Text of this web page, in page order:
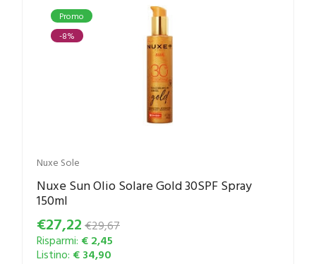
Promo
-8%
Nuxe Sole
Nuxe Sun Olio Solare Gold 30SPF Spray
150ml
€27,22 €29,67
Risparmi: € 2,45
Listino: € 34,90